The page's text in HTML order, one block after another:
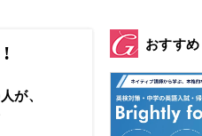
が、
おすす